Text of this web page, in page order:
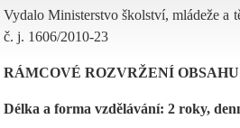
Vydalo Ministerstvo školství, mládeže a
č. j. 1606/2010-23
RÁMCOVÉ ROZVRŽENÍ
Délka a forma vzdělávání: 2 roky,